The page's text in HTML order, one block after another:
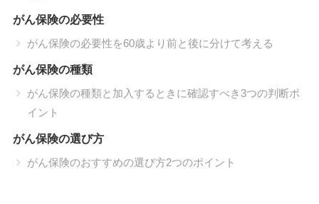
がん保険の必要性
がん保険の必要性を60歳より前と後に分けて考える
がん保険の種類
がん保険の種類と加入するときに確認すべき3つの判断ポ
イント
がん保険の選び方
がん保険のおすすめの選び方2つのポイント